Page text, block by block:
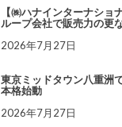
【㈱ハナインターナショ
ループ会社で販売力の更
2026年7月27日
東京ミッドタウン八重洲
本格始動
2026年7月27日